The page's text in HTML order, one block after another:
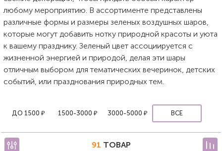
любому мероприятию. В ассортименте представлены
различные формы и размеры зеленых воздушных шаров,
которые могут добавить нотку природной красоты и уюта
к вашему празднику. Зеленый цвет ассоциируется с
жизненной энергией и природой, делая эти шары
отличным выбором для тематических вечеринок, детских
событий, или празднования природных тем.
ДО 1500 ₽ 1500-3000 ₽ 3000-5000 ₽ ВСЕ
91 ТОВАР